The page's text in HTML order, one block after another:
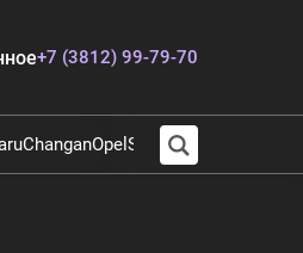
+7 (3812) 99-79-70
ChanganOpel SuzukiAudi